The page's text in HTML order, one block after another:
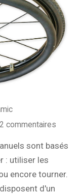
2 commentaires
sont basés
: utiliser les
encore tourner.
d'un